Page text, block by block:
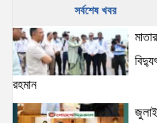
জনআকাঙ্ক্ষা ও
গড়তে সরকার
6 views|
সর্বশেষ খবর
রহমান